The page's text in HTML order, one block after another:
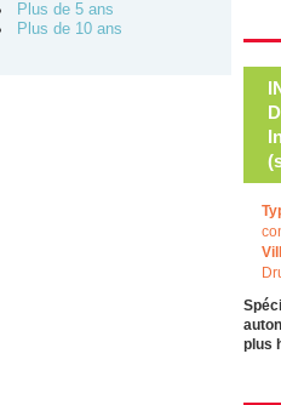
Plus de 5 ans
Plus de 10 ans
plus